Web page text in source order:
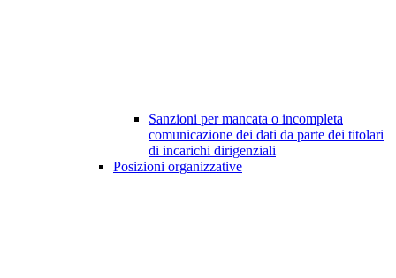
Sanzioni per mancata o incompleta
comunicazione dei dati da parte dei titolari
di incarichi dirigenziali
Posizioni organizzative